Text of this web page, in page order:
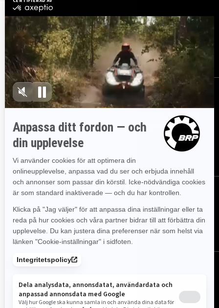
Resurser
Kundsupport
Lediga jobb
Bli en återförsäljare
Säkerhetsåterkallelser
Registrera dig
Var först med att få reda på de senaste
evenemangen, nyheterna och erbjudandena.
Följ oss